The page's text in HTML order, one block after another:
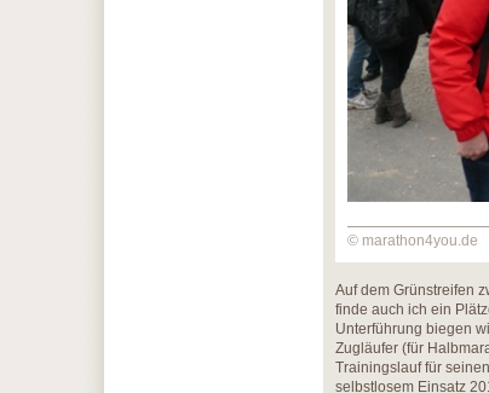
© marathon4you.de
Auf dem Grünstreifen
finde auch ich ein
Unterführung biegen
Zugläufer (für
Trainingslauf für
selbstlosem Einsatz